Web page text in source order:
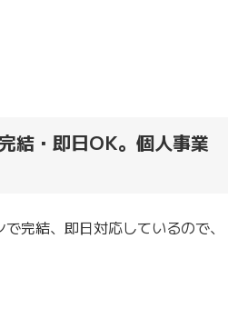
結・即日OK。個人事業
完結、即日対応しているので、